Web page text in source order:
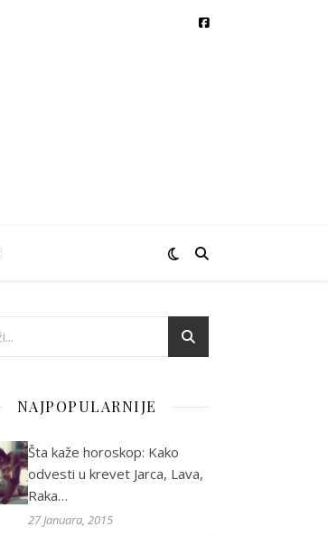
NAJPOPULARNIJE
Šta kaže horoskop: Kako
odvesti u krevet Jarca, Lava,
Raka…
27 Januara, 2015